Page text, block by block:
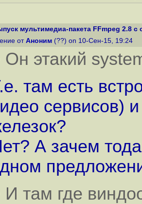
мультимедиа-пакета FFmpeg 2.8
от Аноним (??) on 10-Сен-15, 19:24
Он этакий
там есть
сервисов)
А зачем
И там где